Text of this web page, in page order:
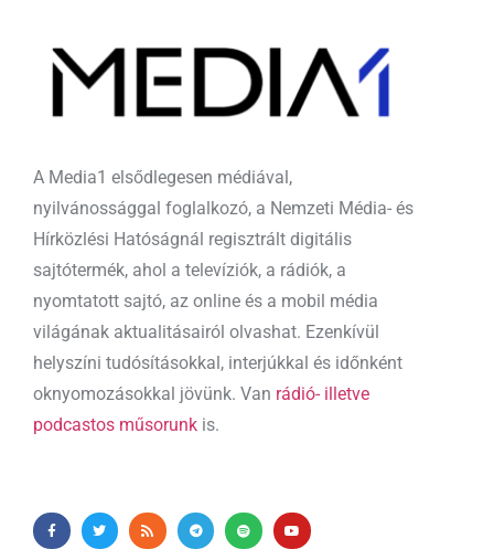
A Media1 elsődlegesen médiával,
nyilvánossággal foglalkozó, a Nemzeti Média- és
Hírközlési Hatóságnál regisztrált digitális
sajtótermék, ahol a televíziók, a rádiók, a
nyomtatott sajtó, az online és a mobil média
világának aktualitásairól olvashat. Ezenkívül
helyszíni tudósításokkal, interjúkkal és időnként
oknyomozásokkal jövünk. Van rádió- illetve
podcastos műsorunk is.